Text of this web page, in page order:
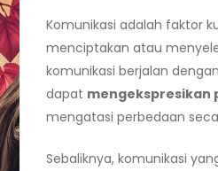
Komunikasi adalah faktor
menciptakan atau
komunikasi berjalan
dapat mengekspresikan
mengatasi perbedaan
Sebaliknya, komunikasi